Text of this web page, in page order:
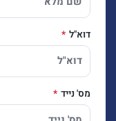
דוא"ל
מס' נייד